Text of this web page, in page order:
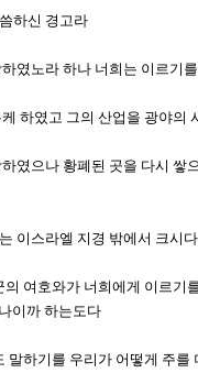
하신 경고라
였노라 하나 너희는 이르기
하였고 그의 산업을 광야의
였으나 황폐된 곳을 다시 쌓
이스라엘 지경 밖에서 크시
여호와가 너희에게 이르기
이까 하는도다
하기를 우리가 어떻게 주